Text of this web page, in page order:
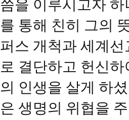
씀을 이루시고자
를 통해 친히 그의
퍼스 개척과 세계
로 결단하고 헌신
의 인생을 살게 하
은 생명의 위협을